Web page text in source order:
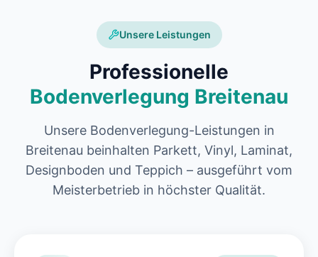
Unsere Leistungen
Professionelle
Bodenverlegung Breitenau
Unsere Bodenverlegung-Leistungen in
Breitenau beinhalten Parkett, Vinyl, Laminat,
Designboden und Teppich – ausgeführt vom
Meisterbetrieb in höchster Qualität.